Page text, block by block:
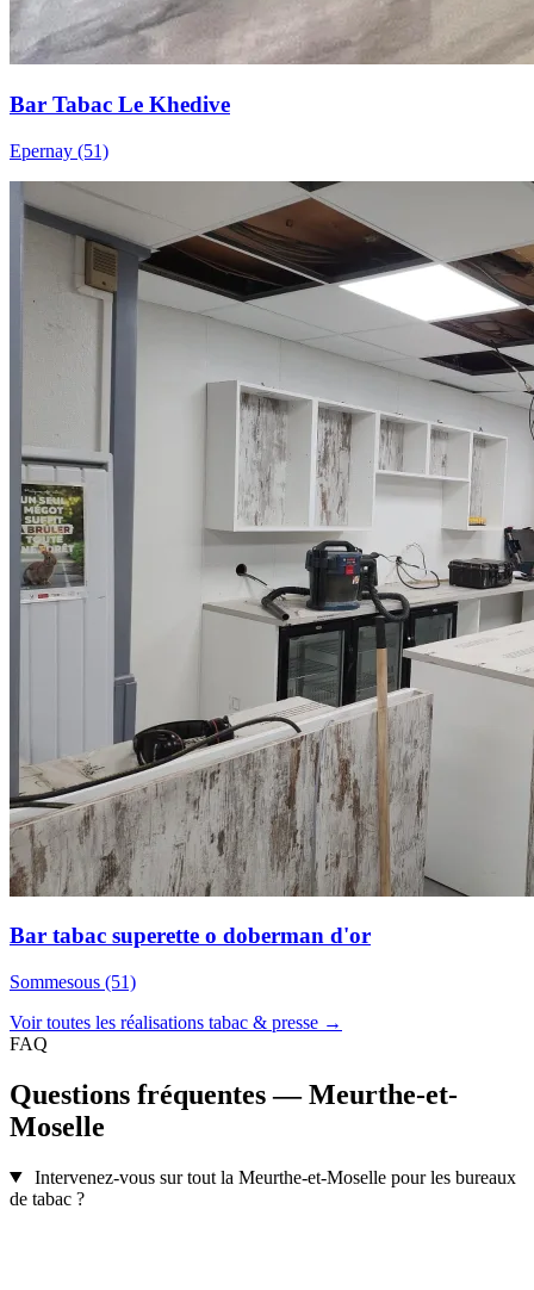
Bar Tabac Le Khedive
Epernay (51)
Bar tabac superette o doberman d'or
Sommesous (51)
Voir toutes les réalisations tabac & presse →
FAQ
Questions fréquentes — Meurthe-et-
Moselle
Intervenez-vous sur tout la Meurthe-et-Moselle pour les bureaux
de tabac ?